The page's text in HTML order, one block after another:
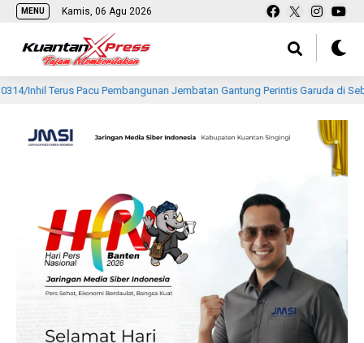
MENU Kamis, 06 Agu 2026
Pacu Pembangunan Jembatan Gantung Perintis Garuda di Seberang